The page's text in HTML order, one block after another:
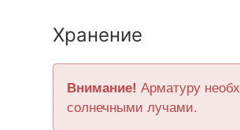
Хранение
Внимание! Арматуру
солнечными лучами.